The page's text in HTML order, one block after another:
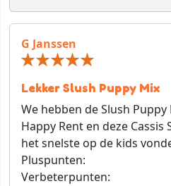
G Janssen
Lekker Slush Puppy Mix
We hebben de Slush
Happy Rent en deze Cassis
het snelste op de kids
Pluspunten:
Verbeterpunten: